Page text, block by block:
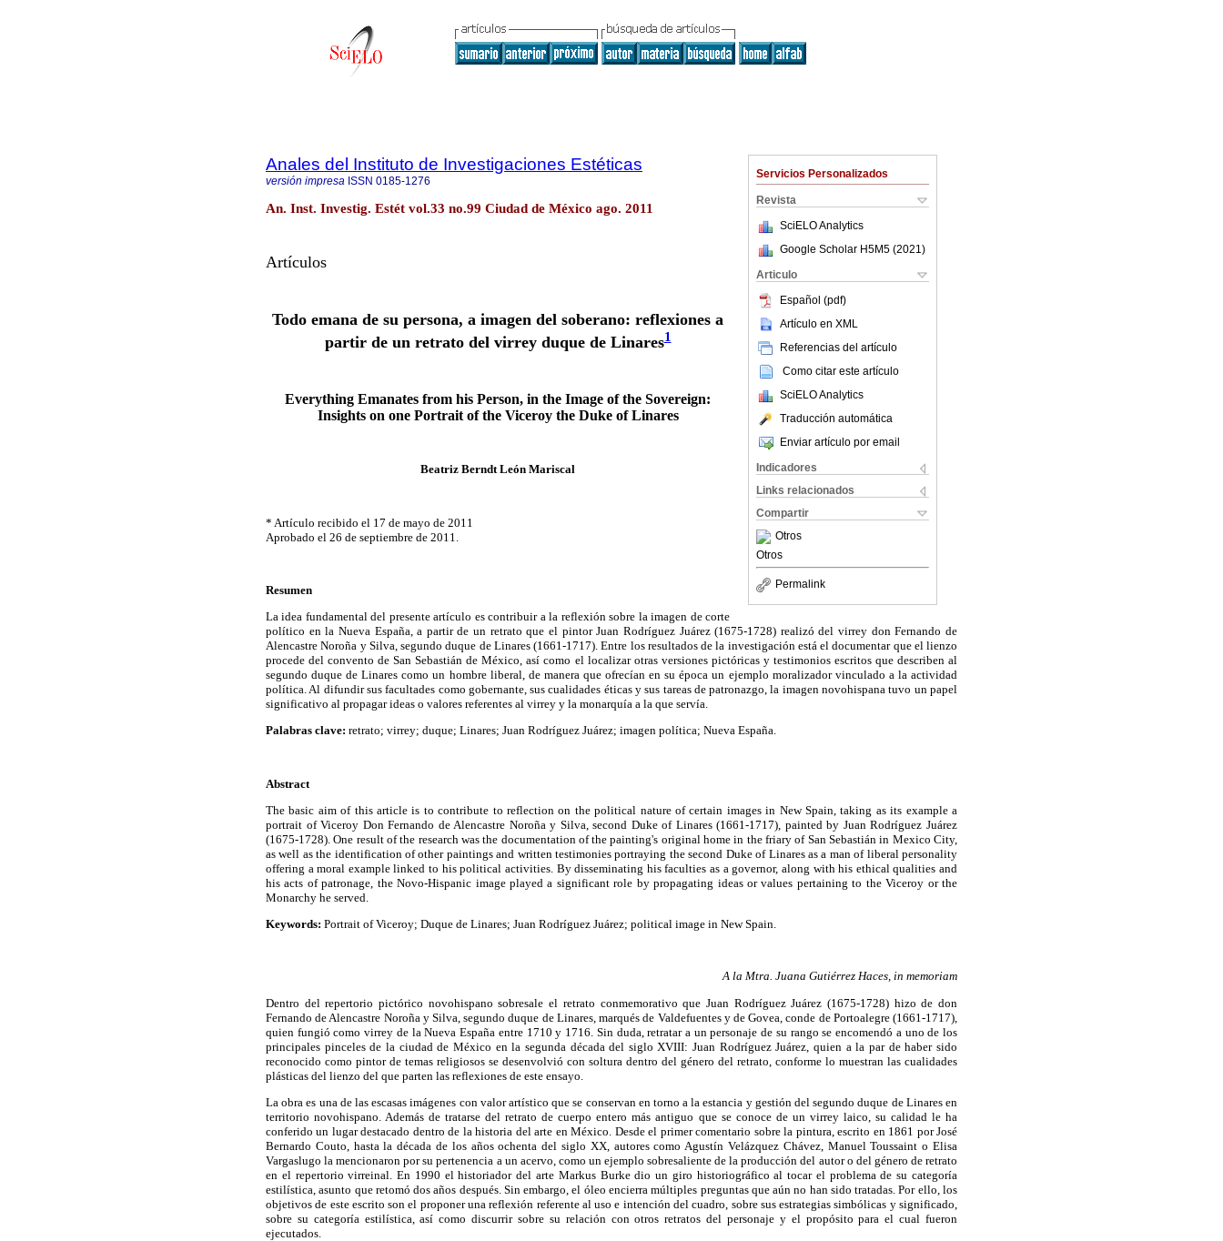
Servicios Personalizados
Revista
SciELO Analytics
Google Scholar H5M5 (2021 )
Articulo
Español (pdf)
Artículo en XML
Referencias del artículo
Como citar este artículo
SciELO Analytics
Traducción automática
Enviar artículo por email
Indicadores
Links relacionados
Compartir
Otros
Otros
Permalink
Anales del Instituto de Investigaciones Estéticas
versión impresa ISSN 0185-1276
An. Inst. Investig. Estét vol.33 no.99 Ciudad de México ago. 2011
Artículos
Todo emana de su persona, a imagen del soberano: reflexiones a
partir de un retrato del virrey duque de Linares1
Everything Emanates from his Person, in the Image of the Sovereign:
Insights on one Portrait of the Viceroy the Duke of Linares
Beatriz Berndt León Mariscal
* Artículo recibido el 17 de mayo de 2011
Aprobado el 26 de septiembre de 2011.
Resumen
La idea fundamental del presente artículo es contribuir a la reflexión sobre la imagen de corte
político en la Nueva España, a partir de un retrato que el pintor Juan Rodríguez Juárez (1675-1728) realizó del virrey don Fernando de
Alencastre Noroña y Silva, segundo duque de Linares (1661-1717). Entre los resultados de la investigación está el documentar que el lienzo
procede del convento de San Sebastián de México, así como el localizar otras versiones pictóricas y testimonios escritos que describen al
segundo duque de Linares como un hombre liberal, de manera que ofrecían en su época un ejemplo moralizador vinculado a la actividad
política. Al difundir sus facultades como gobernante, sus cualidades éticas y sus tareas de patronazgo, la imagen novohispana tuvo un papel
significativo al propagar ideas o valores referentes al virrey y la monarquía a la que servía.
Palabras clave: retrato; virrey; duque; Linares; Juan Rodríguez Juárez; imagen política; Nueva España.
Abstract
The basic aim of this article is to contribute to reflection on the political nature of certain images in New Spain, taking as its example a
portrait of Viceroy Don Fernando de Alencastre Noroña y Silva, second Duke of Linares (1661-1717), painted by Juan Rodríguez Juárez
(1675-1728). One result of the research was the documentation of the painting's original home in the friary of San Sebastián in Mexico City,
as well as the identification of other paintings and written testimonies portraying the second Duke of Linares as a man of liberal personality
offering a moral example linked to his political activities. By disseminating his faculties as a governor, along with his ethical qualities and
his acts of patronage, the Novo-Hispanic image played a significant role by propagating ideas or values pertaining to the Viceroy or the
Monarchy he served.
Keywords: Portrait of Viceroy; Duque de Linares; Juan Rodríguez Juárez; political image in New Spain.
A la Mtra. Juana Gutiérrez Haces, in memoriam
Dentro del repertorio pictórico novohispano sobresale el retrato conmemorativo que Juan Rodríguez Juárez (1675-1728) hizo de don
Fernando de Alencastre Noroña y Silva, segundo duque de Linares, marqués de Valdefuentes y de Govea, conde de Portoalegre (1661-1717),
quien fungió como virrey de la Nueva España entre 1710 y 1716. Sin duda, retratar a un personaje de su rango se encomendó a uno de los
principales pinceles de la ciudad de México en la segunda década del siglo XVIII: Juan Rodríguez Juárez, quien a la par de haber sido
reconocido como pintor de temas religiosos se desenvolvió con soltura dentro del género del retrato, conforme lo muestran las cualidades
plásticas del lienzo del que parten las reflexiones de este ensayo.
La obra es una de las escasas imágenes con valor artístico que se conservan en torno a la estancia y gestión del segundo duque de Linares en
territorio novohispano. Además de tratarse del retrato de cuerpo entero más antiguo que se conoce de un virrey laico, su calidad le ha
conferido un lugar destacado dentro de la historia del arte en México. Desde el primer comentario sobre la pintura, escrito en 1861 por José
Bernardo Couto, hasta la década de los años ochenta del siglo XX, autores como Agustín Velázquez Chávez, Manuel Toussaint o Elisa
Vargaslugo la mencionaron por su pertenencia a un acervo, como un ejemplo sobresaliente de la producción del autor o del género de retrato
en el repertorio virreinal. En 1990 el historiador del arte Markus Burke dio un giro historiográfico al tocar el problema de su categoría
estilística, asunto que retomó dos años después. Sin embargo, el óleo encierra múltiples preguntas que aún no han sido tratadas. Por ello, los
objetivos de este escrito son el proponer una reflexión referente al uso e intención del cuadro, sobre sus estrategias simbólicas y significado,
sobre su categoría estilística, así como discurrir sobre su relación con otros retratos del personaje y el propósito para el cual fueron
ejecutados.